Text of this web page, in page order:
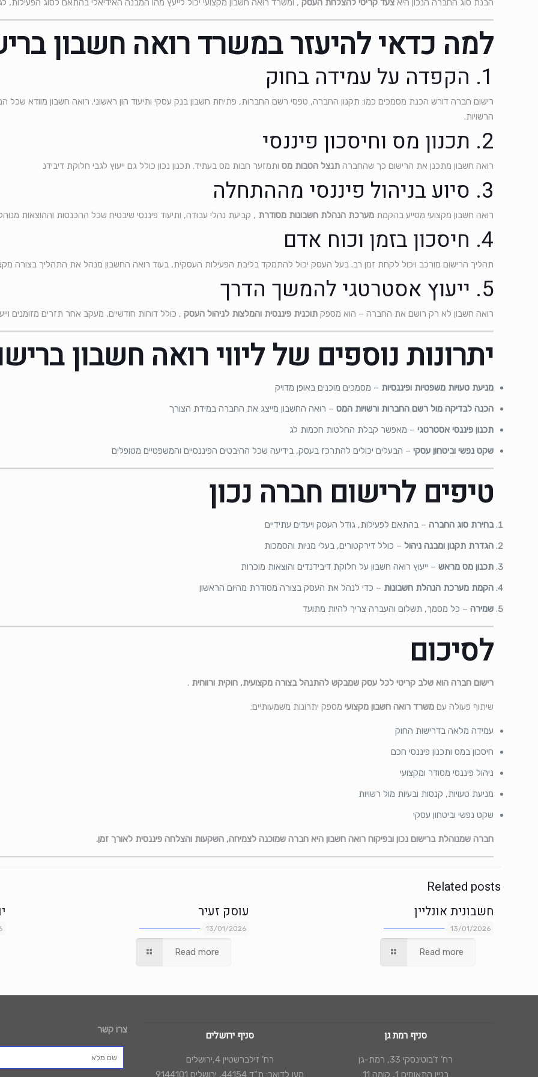
הבנת סוג החברה הנכון היאצעד קריטי להצלחת העסק , ומשרד רואה חשבון מקצועי יכול לייעץ מהו המבנה האידיאלי בהתאם לסוג הפעילות,
למה כדאי להיעזר במשרד רואה חשבון
1. הקפדה על עמידה בחוק
רישום חברה דורש הכנת מסמכים כמו: תקנון החברה, טפסי רשם החברות, פתיחת חשבון בנק עסקי ותיעוד הון ראשוני. רואה חשבון מוודא שכל
הרשויות.
2. תכנון מס וחיסכון פיננסי
רואה חשבון מתכנן את הרישום כך שהחברהתנצל הטבות מס ותמזער חבות מס בעתיד. תכנון נכון כולל גם ייעוץ לגבי חלוקת דיבידנ
3. סיוע בניהול פיננסי מההתחלה
רואה חשבון מקצועי מסייע בהקמתמערכת הנהלת חשבונות מסודרת , קביעת נהלי עבודה, ותיעוד פיננסי שיבטיח שכל ההכנסות וההוצאות
4. חיסכון בזמן וכוח אדם
תהליך הרישום מורכב ויכול לקחת זמן רב. בעל העסק יכול להתמקד בליבת הפעילות העסקית, בעוד רואה החשבון מנהל את התהליך בצורה
5. ייעוץ אסטרטגי להמשך הדרך
רואה חשבון לא רק רושם את החברה – הוא מספקתוכנית פיננסית והמלצות לניהול העסק , כולל דוחות חודשיים, מעקב אחר תזרים מזומנים
יתרונות נוספים של ליווי רואה חשבון
מניעת טעויות משפטיות ופיננסיות – מסמכים מוכנים באופן מדויק
הכנה לבדיקה מול רשם החברות ורשויות המס – רואה החשבון מייצג את החברה במידת הצורך
תכנון פיננסי אסטרטגי – מאפשר קבלת החלטות חכמות לג
שקט נפשי וביטחון עסקי – הבעלים יכולים להתרכז בעסק, בידיעה שכל ההיבטים הפיננסיים והמשפטיים מטופלים
טיפים לרישום חברה נכון
בחירת סוג החברה – בהתאם לפעילות, גודל העסק ויעדים עתידיים
הגדרת תקנון ומבנה ניהול – כולל דירקטורים, בעלי מניות והסמכות
תכנון מס מראש – ייעוץ רואה חשבון על חלוקת דיבידנדים והוצאות מוכרות
הקמת מערכת הנהלת חשבונות – כדי לנהל את העסק בצורה מסודרת מהיום הראשון
שמירה – כל מסמך, תשלום והעברה צריך להיות מתועד
לסיכום
רישום חברה הוא שלב קריטי לכל עסק שמבקש להתנהל בצורה מקצועית, חוקית ורווחית .
שיתוף פעולה עםמשרד רואה חשבון מקצועי מספק יתרונות משמעותיים:
עמידה מלאה בדרישות החוק
חיסכון במס ותכנון פיננסי חכם
ניהול פיננסי מסודר ומקצועי
מניעת טעויות, קנסות ובעיות מול רשויות
שקט נפשי וביטחון עסקי
חברה שמנוהלת ברישום נכון ובפיקוח רואה חשבון היא חברה שמוכנה לצמיחה, השקעות והצלחה פיננסית לאורך זמן.
Related posts
13/01/2026
חשבונית אונליין
Read more
13/01/2026
עוסק זעיר
Read more
סניף רמת גן
רח’ ז'בוטינסקי 33, רמת-גן
בניין התאומים 1, קומה 11
סניף ירושלים
רח’ זילברשטיין 4,ירושלים
מען לדואר: ת"ד 44154, ירושלים 9144101
צרו קשר